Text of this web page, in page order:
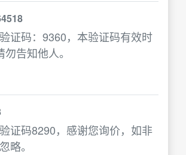
验证码：9360，本验证码有效时
告知他人。
验证码8290，感谢您询价，如非
略。